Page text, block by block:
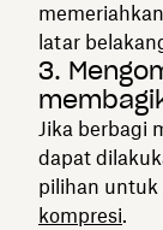
latar
3.
Jika berbagi
dapat
pilihan untuk
kompresi.